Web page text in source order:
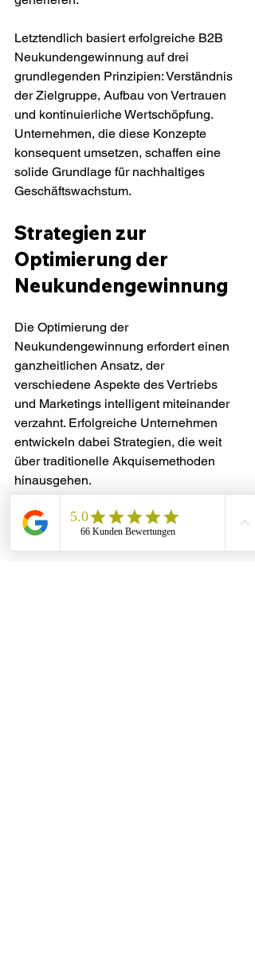
Letztendlich basiert erfolgreiche B2B
Neukundengewinnung auf drei
grundlegenden Prinzipien: Verständnis
der Zielgruppe, Aufbau von Vertrauen
und kontinuierliche Wertschöpfung.
Unternehmen, die diese Konzepte
konsequent umsetzen, schaffen eine
solide Grundlage für nachhaltiges
Geschäftswachstum.
Strategien zur
Optimierung der
Neukundengewinnung
Die Optimierung der
Neukundengewinnung erfordert einen
ganzheitlichen Ansatz, der
verschiedene Aspekte des Vertriebs
und Marketings intelligent miteinander
verzahnt. Erfolgreiche Unternehmen
entwickeln dabei Strategien, die weit
über traditionelle Akquisemethoden
hinausgehen.
Digitale Transformation der